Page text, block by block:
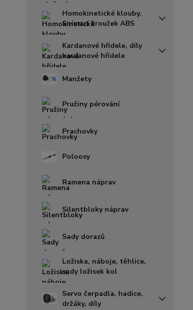
Homokinetické klouby,
Snímací kroužek ABS
Kardanové hřídele, díly
kardanové hřídele
Manžety
Pružiny pérování
Prachovky
Poloosy
Ramena náprav
Silentbloky náprav
Sady dorazů
Ložiska, náboje, těhlice,
sady ložisek kol
Servo čerpadla, hadice,
držáky, díly